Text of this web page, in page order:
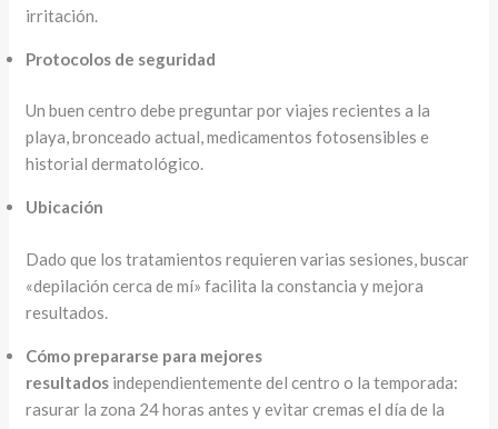
irritación.
Protocolos de seguridad
Un buen centro debe preguntar por viajes recientes a la
playa, bronceado actual, medicamentos fotosensibles e
historial dermatológico.
Ubicación
Dado que los tratamientos requieren varias sesiones, buscar
«depilación cerca de mí» facilita la constancia y mejora
resultados.
Cómo prepararse para mejores
resultados independientemente del centro o la temporada:
rasurar la zona 24 horas antes y evitar cremas el día de la